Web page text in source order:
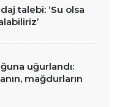
talebi: ‘Su olsa
uğurlandı:
mağdurların